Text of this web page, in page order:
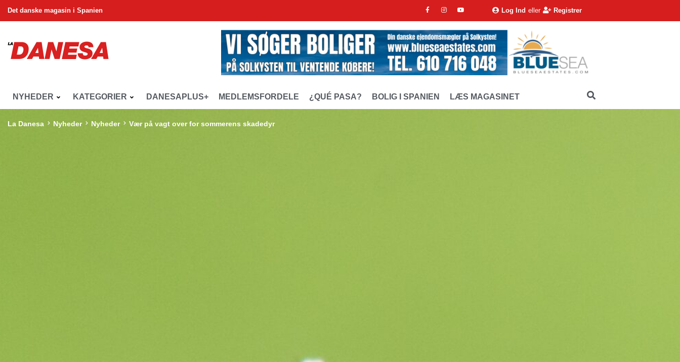
Det danske magasin i Spanien Log Ind eller Registrer
NYHEDER KATEGORIER DANESAPLUS+ MEDLEMSFORDELE ¿QUÉ PASA? BOLIG I SPANIEN LÆS MAGASINET
La Danesa Nyheder Nyheder Vær på vagt over for sommerens skadedyr